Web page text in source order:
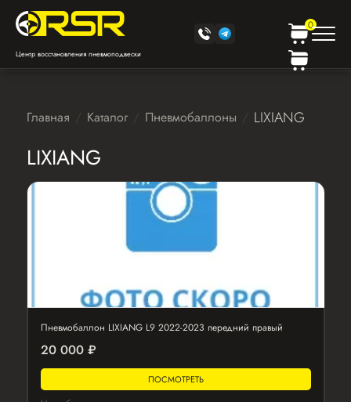
Центр восстановления пневмоподвески
0
Главная Каталог Пневмобаллоны LIXIANG
LIXIANG
Пневмобаллон LIXIANG L9 2022-2023 передний правый
20 000 ₽
ПОСМОТРЕТЬ